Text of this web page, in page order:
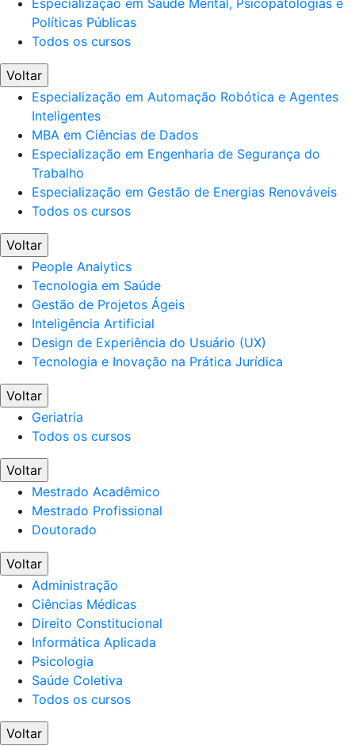
Especialização em Saúde Mental, Psicopatologias e
Políticas Públicas
Todos os cursos
Voltar
Especialização em Automação Robótica e Agentes
Inteligentes
MBA em Ciências de Dados
Especialização em Engenharia de Segurança do
Trabalho
Especialização em Gestão de Energias Renováveis
Todos os cursos
Voltar
People Analytics
Tecnologia em Saúde
Gestão de Projetos Ágeis
Inteligência Artificial
Design de Experiência do Usuário (UX)
Tecnologia e Inovação na Prática Jurídica
Voltar
Geriatria
Todos os cursos
Voltar
Mestrado Acadêmico
Mestrado Profissional
Doutorado
Voltar
Administração
Ciências Médicas
Direito Constitucional
Informática Aplicada
Psicologia
Saúde Coletiva
Todos os cursos
Voltar